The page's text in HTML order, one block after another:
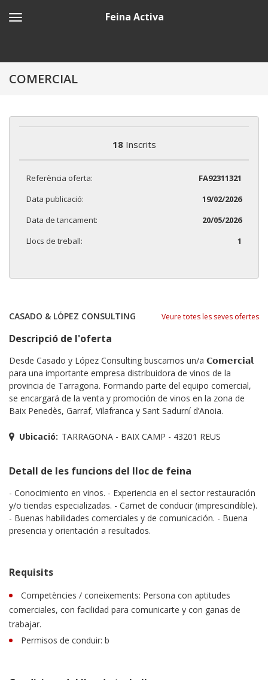
Feina Activa
COMERCIAL
18Inscrits
Referència oferta:
FA92311321
Data publicació:
19/02/2026
Data de tancament:
20/05/2026
Llocs de treball:
1
CASADO & LÓPEZ CONSULTING Veure totes les seves ofertes
Descripció de l'oferta
Desde Casado y López Consulting buscamos un/a 𝗖𝗼𝗺𝗲𝗿𝗰𝗶𝗮𝗹
para una importante empresa distribuidora de vinos de la
provincia de Tarragona. Formando parte del equipo comercial,
se encargará de la venta y promoción de vinos en la zona de
Baix Penedès, Garraf, Vilafranca y Sant Sadurní d’Anoia.
Ubicació: TARRAGONA - BAIX CAMP - 43201 REUS
Detall de les funcions del lloc de feina
- Conocimiento en vinos. - Experiencia en el sector restauración
y/o tiendas especializadas. - Carnet de conducir (imprescindible).
- Buenas habilidades comerciales y de comunicación. - Buena
presencia y orientación a resultados.
Requisits
Competències / coneixements: Persona con aptitudes
comerciales, con facilidad para comunicarte y con ganas de
trabajar.
Permisos de conduir: b